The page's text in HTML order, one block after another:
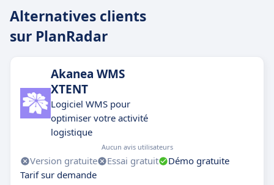
Alternatives clients
sur PlanRadar
Akanea WMS
XTENT
Logiciel WMS pour
optimiser votre activité
logistique
Aucun avis utilisateurs
Version gratuite Essai gratuit
Démo gratuite
Tarif sur demande